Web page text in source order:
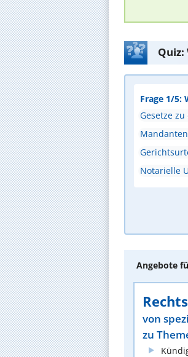
Quiz:
Frage 1/5:
Gesetze
Notarielle
Angebote
von
zu